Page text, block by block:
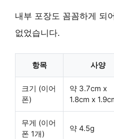
내부 포장도 꼼꼼하게 되
없었습니다.
항목 사양
크기 (이어
폰)
약 3.7cm x
1.8cm x
무게 (이어
폰 1개)
약 4.5g